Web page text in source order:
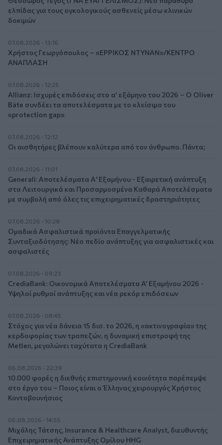
ελπίδας για τους ογκολογικούς ασθενείς μέσω κλινικών
δοκιμών
07.08.2026 - 13:16
Χρήστος Γεωργόπουλος – «ΕΡΡΙΚΟΣ ΝΤΥΝΑΝ»/ΚΕΝΤΡΟ
ΑΝΑΠΛΑΣΗ
07.08.2026 - 12:25
Allianz: Ισχυρές επιδόσεις στο α’ εξάμηνο του 2026 – Ο Oliver
Bäte συνδέει τα αποτελέσματα με το κλείσιμο του
«protection gap»
07.08.2026 - 12:12
Οι αισθητήρες βλέπουν καλύτερα από τον άνθρωπο. Πάντα;
07.08.2026 - 11:01
Generali: Αποτελέσματα Α' Εξαμήνου - Εξαιρετική ανάπτυξη
στα Λειτουργικά και Προσαρμοσμένα Καθαρά Αποτελέσματα
με συμβολή από όλες τις επιχειρηματικές δραστηριότητες
07.08.2026 - 10:28
Ομαδικά Ασφαλιστικά προϊόντα Επαγγελματικής
Συνταξιοδότησης: Νέο πεδίο ανάπτυξης για ασφαλιστικές και
ασφαλιστές
07.08.2026 - 09:23
CrediaBank: Οικονομικά Αποτελέσματα A’ Εξαμήνου 2026 -
Υψηλοί ρυθμοί ανάπτυξης και νέα ρεκόρ επιδόσεων
07.08.2026 - 08:45
Στόχος για νέα δάνεια 15 δισ. το 2026, η «ακτινογραφία» της
κερδοφορίας των τραπεζών, η δυναμική επιστροφή της
Metlen, μεγαλώνει ταχύτατα η CrediaBank
06.08.2026 - 22:39
10.000 φορές η διεθνής επιστημονική κοινότητα παρέπεμψε
στο έργο του – Ποιος είναι ο Έλληνας χειρουργός Χρήστος
Κοντοβουνήσιος
06.08.2026 - 14:55
Μιχάλης Τάτσης, Insurance & Healthcare Analyst, διευθυντής
Επιχειρηματικής Ανάπτυξης Ομίλου HHG